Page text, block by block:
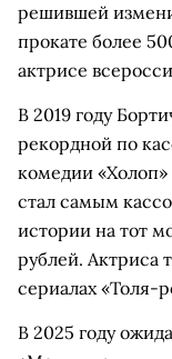
решившей
прокате более
актрисе
В 2019 году
рекордной по
комедии
стал самым
истории на тот
рублей. Актриса
сериалах «Толя-
В 2025 году